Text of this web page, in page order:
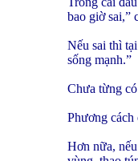
bao giờ sai,”
Nếu sai thì
sống mạnh.”
Chưa từng
Phương
Hơn nữa,